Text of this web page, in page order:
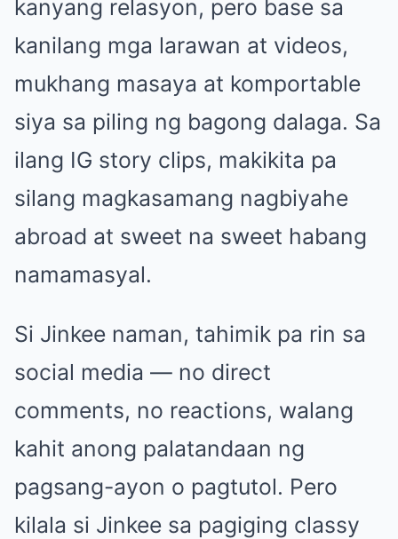
kanyang relasyon, pero base sa
kanilang mga larawan at videos,
mukhang masaya at komportable
siya sa piling ng bagong dalaga. Sa
ilang IG story clips, makikita pa
silang magkasamang nagbiyahe
abroad at sweet na sweet habang
namamasyal.
Si Jinkee naman, tahimik pa rin sa
social media — no direct
comments, no reactions, walang
kahit anong palatandaan ng
pagsang-ayon o pagtutol. Pero
kilala si Jinkee sa pagiging classy